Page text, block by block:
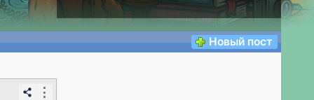
Новый пост
⋮